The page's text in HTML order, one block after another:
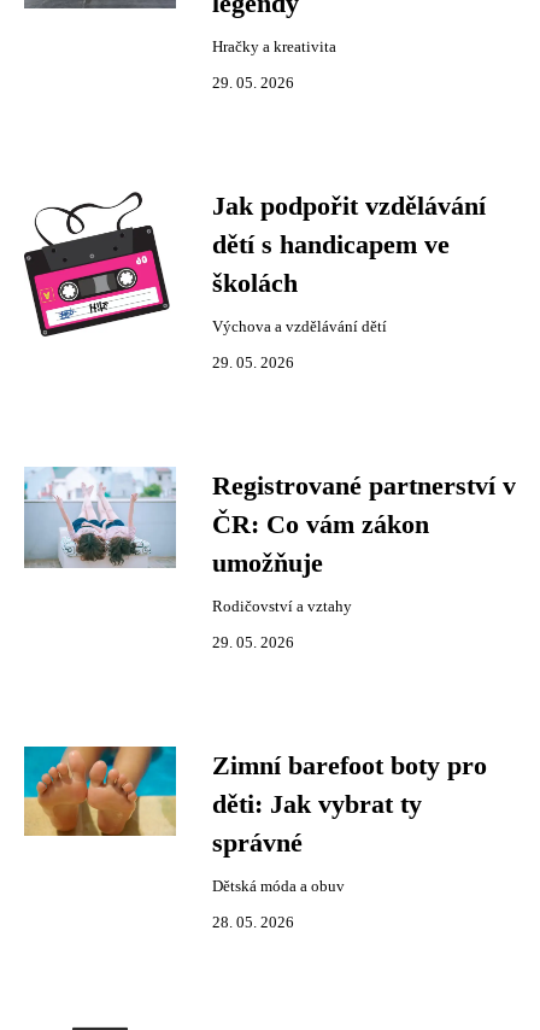
Hračky a kreativita
29. 05. 2026
Jak podpořit vzdělávání
dětí s handicapem ve
školách
Výchova a vzdělávání dětí
29. 05. 2026
Registrované partnerství v
ČR: Co vám zákon
umožňuje
Rodičovství a vztahy
29. 05. 2026
Zimní barefoot boty pro
děti: Jak vybrat ty
správné
Dětská móda a obuv
28. 05. 2026